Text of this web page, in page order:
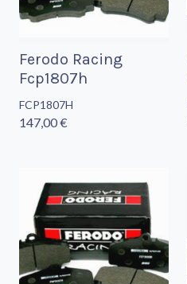
Ferodo Racing
Fcp1807h
FCP1807H
147,00 €